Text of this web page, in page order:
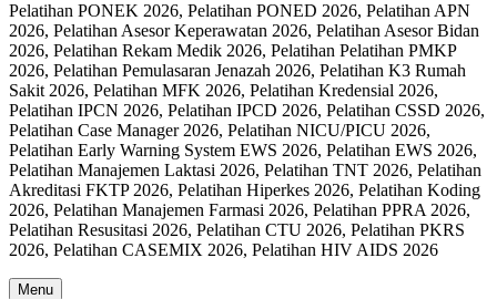
Pelatihan PONEK 2026, Pelatihan PONED 2026, Pelatihan APN
2026, Pelatihan Asesor Keperawatan 2026, Pelatihan Asesor Bidan
2026, Pelatihan Rekam Medik 2026, Pelatihan Pelatihan PMKP
2026, Pelatihan Pemulasaran Jenazah 2026, Pelatihan K3 Rumah
Sakit 2026, Pelatihan MFK 2026, Pelatihan Kredensial 2026,
Pelatihan IPCN 2026, Pelatihan IPCD 2026, Pelatihan CSSD 2026,
Pelatihan Case Manager 2026, Pelatihan NICU/PICU 2026,
Pelatihan Early Warning System EWS 2026, Pelatihan EWS 2026,
Pelatihan Manajemen Laktasi 2026, Pelatihan TNT 2026, Pelatihan
Akreditasi FKTP 2026, Pelatihan Hiperkes 2026, Pelatihan Koding
2026, Pelatihan Manajemen Farmasi 2026, Pelatihan PPRA 2026,
Pelatihan Resusitasi 2026, Pelatihan CTU 2026, Pelatihan PKRS
2026, Pelatihan CASEMIX 2026, Pelatihan HIV AIDS 2026
Menu